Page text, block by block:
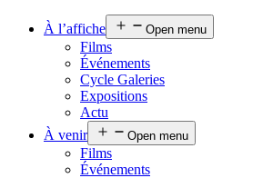
À l’affiche Open menu
Films
Événements
Cycle Galeries
Expositions
Actu
À venir
Open menu
Films
Événements